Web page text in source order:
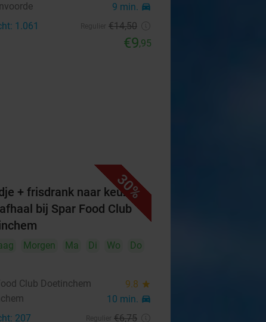
9 min. directions_car
1.061 €14,50
€9,95
30%
+ frisdrank naar keuze
bij Spar Food Club
Morgen Ma Di Wo
Do
Club Doetinchem
9.8 star
10 min. directions_car
207 €6,75